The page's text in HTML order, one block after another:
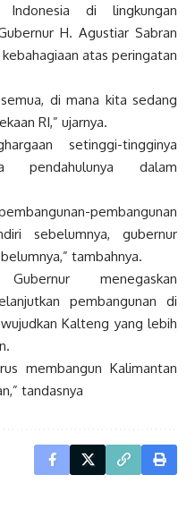
di lingkungan
H. Agustiar Sabran
atas peringatan
di mana kita sedang
RI,” ujarnya.
setinggi-tingginya
pendahulunya dalam
pembangunan
sebelumnya, gubernur
tambahnya.
menegaskan
pembangunan di
Kalteng yang lebih
membangun Kalimantan
tandasnya